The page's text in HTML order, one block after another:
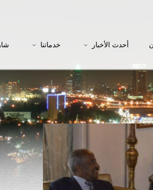
أحدث الأخبار خدماتنا